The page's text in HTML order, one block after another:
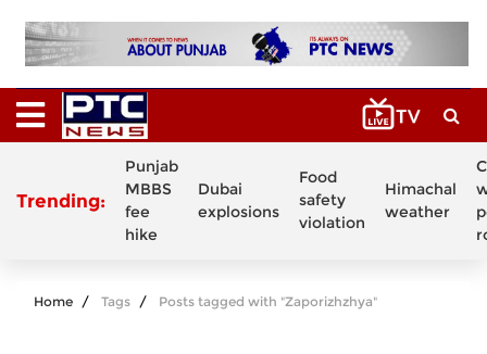
Trending:
Punjab
MBBS
fee
hike
Dubai
explosions
Food
safety
violation
Himachal
weather
Home Tags Posts tagged with "Zaporizhzhya"